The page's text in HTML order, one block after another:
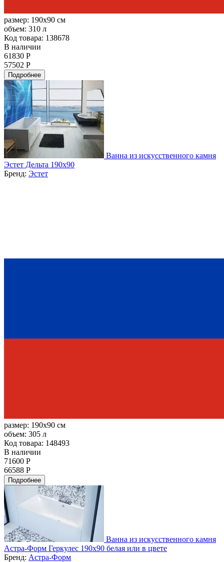
размер: 190x90 см
объем: 310 л
Код товара: 138678
В наличии
61830 Р
57502 Р
Подробнее
Ванна из искусственного камня
Эстет Дельта 190х90
Бренд: Эстет
размер: 190x90 см
объем: 305 л
Код товара: 148493
В наличии
71600 Р
66588 Р
Подробнее
Ванна из искусственного камня
Астра-Форм Геркулес 190x90 белая или в цвете
Бренд: Астра-Форм